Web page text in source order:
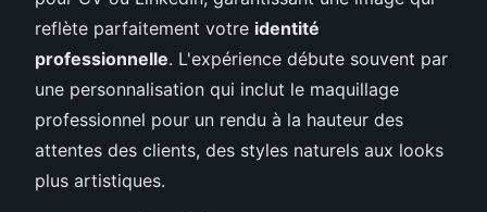
reflète parfaitement votre identité
professionnelle. L'expérience débute souvent par
une personnalisation qui inclut le maquillage
professionnel pour un rendu à la hauteur des
attentes des clients, des styles naturels aux looks
plus artistiques.